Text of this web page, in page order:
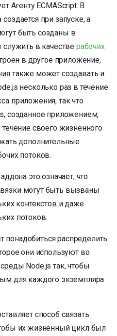
Агенту ECMAScript. В
при запуске, а
быть созданы в
служить в качестве рабочих
в другое приложение,
также может создавать и
несколько раз в течение
приложения, так что
созданное приложением,
своего жизненного
дополнительные
потоков.
это означает, что
могут быть вызваны
контекстов и даже
потоков.
распределить
они используют во
Node.js так, чтобы
для каждого экземпляра
способ связать
их жизненный цикл был